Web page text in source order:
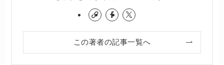
この著者の記事一覧へ